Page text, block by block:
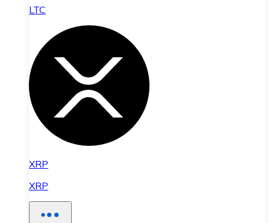
LTC
XRP
XRP